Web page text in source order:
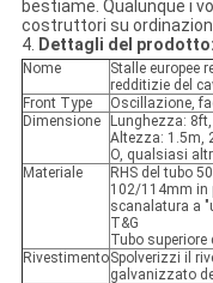
bestiame. Qualunque i
costruttori su
4. Dettagli del prodotto:
Nome
Stalle europee
redditizie del
Front Type
Oscillazione,
Dimensione
Lunghezza:
Altezza: 1.5m,
O, qualsiasi
Materiale
RHS del tubo
102/114mm in
scanalatura a
T&G
Tubo
RivestimentoSpolverizzi il
galvanizzato